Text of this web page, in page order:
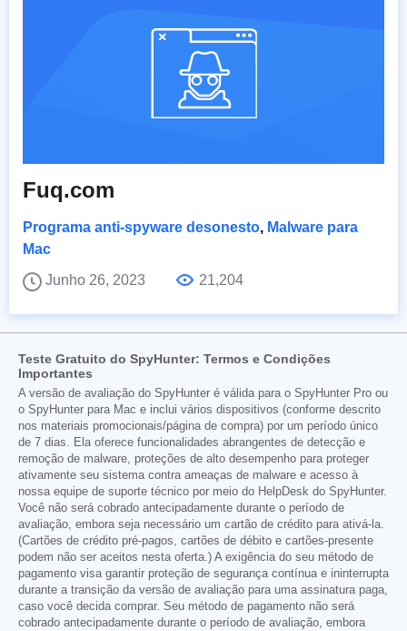
Fuq.com
Programa anti-spyware desonesto, Malware para
Mac
Junho 26, 2023
21,204
Teste Gratuito do SpyHunter: Termos e Condições
Importantes
A versão de avaliação do SpyHunter é válida para o SpyHunter Pro ou
o SpyHunter para Mac e inclui vários dispositivos (conforme descrito
nos materiais promocionais/página de compra) por um período único
de 7 dias. Ela oferece funcionalidades abrangentes de detecção e
remoção de malware, proteções de alto desempenho para proteger
ativamente seu sistema contra ameaças de malware e acesso à
nossa equipe de suporte técnico por meio do HelpDesk do SpyHunter.
Você não será cobrado antecipadamente durante o período de
avaliação, embora seja necessário um cartão de crédito para ativá-la.
(Cartões de crédito pré-pagos, cartões de débito e cartões-presente
podem não ser aceitos nesta oferta.) A exigência do seu método de
pagamento visa garantir proteção de segurança contínua e ininterrupta
durante a transição da versão de avaliação para uma assinatura paga,
caso você decida comprar. Seu método de pagamento não será
cobrado antecipadamente durante o período de avaliação, embora